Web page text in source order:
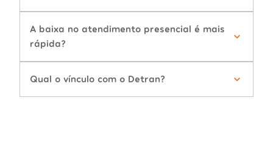
A baixa no atendimento presencial é mais
rápida?
Qual o vínculo com o Detran?